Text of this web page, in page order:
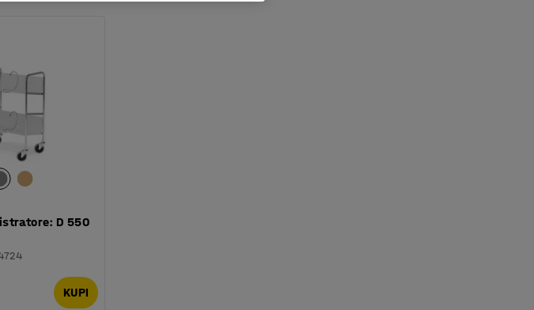
D 550
KUPI